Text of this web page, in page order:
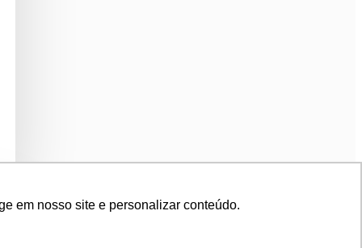
em nosso site e personalizar conteúdo.